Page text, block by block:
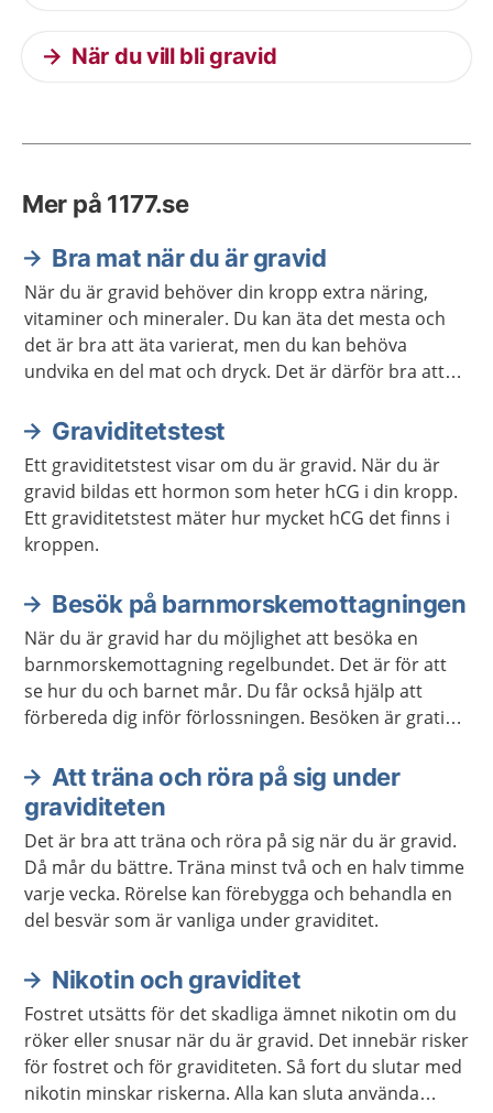
När du vill bli gravid
Mer på 1177.se
Bra mat när du är gravid
När du är gravid behöver din kropp extra näring,
vitaminer och mineraler. Du kan äta det mesta och
det är bra att äta varierat, men du kan behöva
undvika en del mat och dryck. Det är därför bra att
Graviditetstest
Ett graviditetstest visar om du är gravid. När du är
gravid bildas ett hormon som heter hCG i din kropp.
Ett graviditetstest mäter hur mycket hCG det finns i
kroppen.
Besök på barnmorskemottagningen
När du är gravid har du möjlighet att besöka en
barnmorskemottagning regelbundet. Det är för att
se hur du och barnet mår. Du får också hjälp att
förbereda dig inför förlossningen. Besöken är gratis
Att träna och röra på sig under
graviditeten
Det är bra att träna och röra på sig när du är gravid.
Då mår du bättre. Träna minst två och en halv timme
varje vecka. Rörelse kan förebygga och behandla en
del besvär som är vanliga under graviditet.
Nikotin och graviditet
Fostret utsätts för det skadliga ämnet nikotin om du
röker eller snusar när du är gravid. Det innebär risker
för fostret och för graviditeten. Så fort du slutar med
nikotin minskar riskerna. Alla kan sluta använda